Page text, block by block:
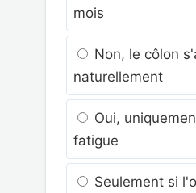
mois
Non, le côlon
naturellement
Oui,
fatigue
Seulement si